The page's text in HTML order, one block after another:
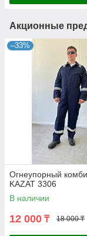
Акционные
–33%
Огнеупорный
KAZAT 3306
В наличии
12 000 ₸ 18 000 ₸